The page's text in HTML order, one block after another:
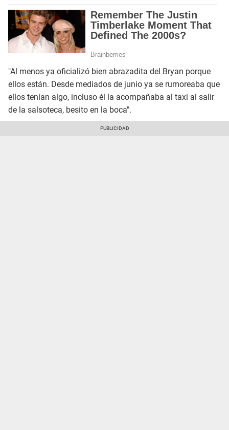
"Al menos ya oficializó bien abrazadita del Bryan porque
ellos están. Desde mediados de junio ya se rumoreaba que
ellos tenían algo, incluso él la acompañaba al taxi al salir
de la salsoteca, besito en la boca".